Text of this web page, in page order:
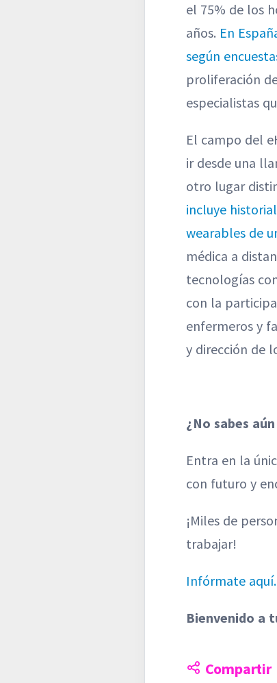
el 75% de los
años. En
según
proliferación
especialistas
El campo del
ir desde una
otro lugar
incluye
wearables de
médica a
tecnologías
con la
enfermeros y
y dirección de
¿No sabes
Entra en la
con futuro y
¡Miles de
trabajar!
Infórmate aquí.
Bienvenido a
Compartir